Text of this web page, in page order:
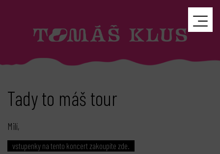
Tady to máš tour
Milí,
vstupenky na tento koncert zakoupíte zde.